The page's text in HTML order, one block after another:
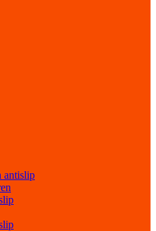
antislip